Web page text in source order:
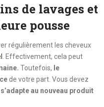
de lavages et
pousse
régulièrement les cheveux
. Effectivement, cela peut
Toutefois, le
de votre part. Vous devez
au nouveau produit